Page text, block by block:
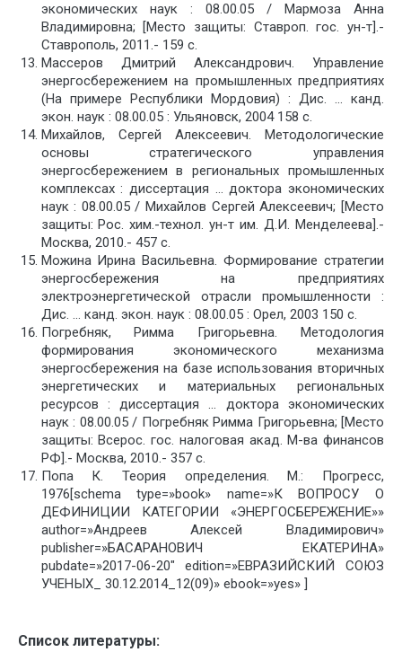
экономических наук : 08.00.05 / Мармоза Анна
Владимировна; [Место защиты: Ставроп. гос. ун-т].-
Ставрополь, 2011.- 159 с.
Массеров Дмитрий Александрович. Управление
энергосбережением на промышленных предприятиях
(На примере Республики Мордовия) : Дис. … канд.
экон. наук : 08.00.05 : Ульяновск, 2004 158 c.
Михайлов, Сергей Алексеевич. Методологические
основы стратегического управления
энергосбережением в региональных промышленных
комплексах : диссертация … доктора экономических
наук : 08.00.05 / Михайлов Сергей Алексеевич; [Место
защиты: Рос. хим.-технол. ун-т им. Д.И. Менделеева].-
Москва, 2010.- 457 с.
Можина Ирина Васильевна. Формирование стратегии
энергосбережения на предприятиях
электроэнергетической отрасли промышленности :
Дис. … канд. экон. наук : 08.00.05 : Орел, 2003 150 c.
Погребняк, Римма Григорьевна. Методология
формирования экономического механизма
энергосбережения на базе использования вторичных
энергетических и материальных региональных
ресурсов : диссертация … доктора экономических
наук : 08.00.05 / Погребняк Римма Григорьевна; [Место
защиты: Всерос. гос. налоговая акад. М-ва финансов
РФ].- Москва, 2010.- 357 с.
Попа К. Теория определения. М.: Прогресс,
1976[schema type=»book» name=»К ВОПРОСУ О
ДЕФИНИЦИИ КАТЕГОРИИ «ЭНЕРГОСБЕРЕЖЕНИЕ»»
author=»Андреев Алексей Владимирович»
publisher=»БАСАРАНОВИЧ ЕКАТЕРИНА»
pubdate=»2017-06-20″ edition=»ЕВРАЗИЙСКИЙ СОЮЗ
УЧЕНЫХ_ 30.12.2014_12(09)» ebook=»yes» ]
Список литературы: